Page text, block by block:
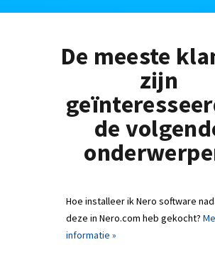
De meeste
zijn
de
Hoe installeer ik Nero software
deze in Nero.com heb gekocht?
informatie »